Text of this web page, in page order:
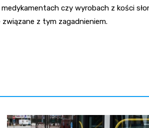
czy wyrobach z kości
z tym zagadnieniem.